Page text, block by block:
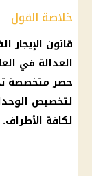
خلاصة القول
قانون الإيجار
العدالة في
حصر متخصصة
لتخصيص
لكافة الأطراف.